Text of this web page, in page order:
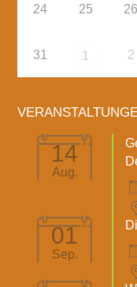
24 25 26
31 1 2
14
Aug.
01
Sep.